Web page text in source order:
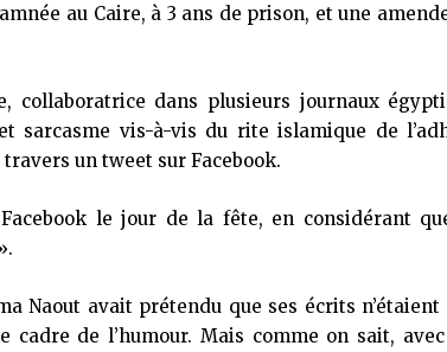
au Caire, à 3 ans de prison, et une
collaboratrice dans plusieurs journaux
sarcasme vis-à-vis du rite islamique de
un tweet sur Facebook.
le jour de la fête, en considérant
Naout avait prétendu que ses écrits n’étaient
cadre de l’humour. Mais comme on sait,